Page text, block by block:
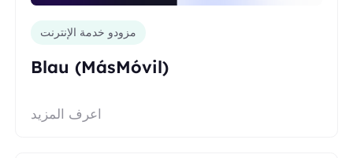
مزودو خدمة الإنترنت
Blau (MásMóvil)
اعرف المزيد